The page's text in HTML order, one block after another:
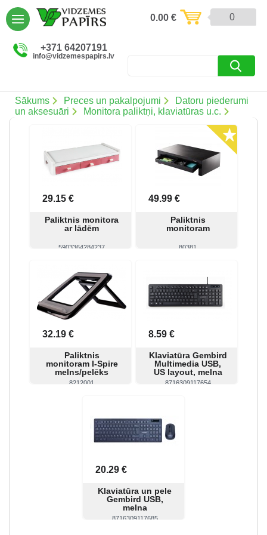
+371 64207191
info@vidzemespapirs.lv
0
0.00€
Sākums Preces un pakalpojumi
Datoru piederumi
un aksesuāri
Monitora paliktņi, klaviatūras u.c.
29.15 €
Paliktnis monitora
ar lādēm
5903364284237
49.99 €
Paliktnis
monitoram
80381
32.19 €
Paliktnis
monitoram I-Spire
melns/pelēks
8212001
8.59 €
Klaviatūra Gembird
Multimedia USB,
US layout, melna
8716309117654
20.29 €
Klaviatūra un pele
Gembird USB,
melna
8716309117685
AIZVĒRT
Atlaides (12)
Ielogoties
Reģistrēties